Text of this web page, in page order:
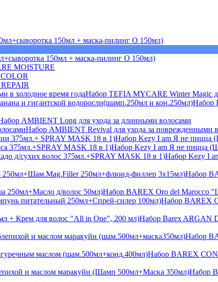
150мл + маска-пилинг О 150мл)
MOISTURE
Набор TEFIA MYCARE Winter Magic
Набор
AMBIENT Long для ухода за длинными волосами
Набор AMBIENT Revival для ухода за поврежденными
Набор Kezy I am Я не пицца
Набор Kezy I am Я не пицца
Набор Kezy I
Набор
Набор BAREX Oro del Marocco
Набор BAREX
Набор Barex ARGAN
Набор
Набор BAREX
Набор